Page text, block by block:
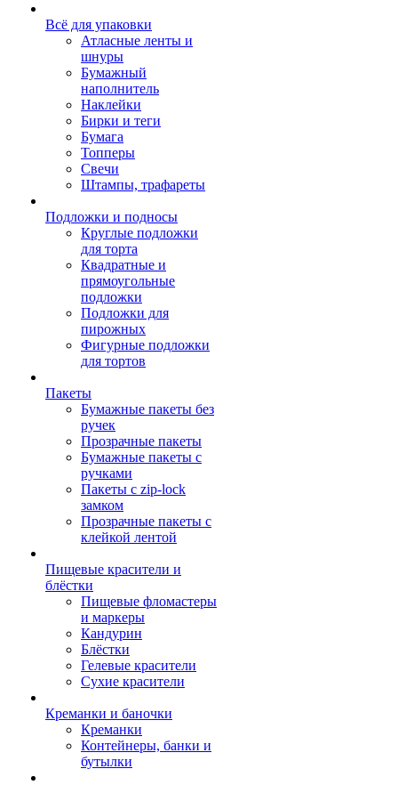
Всё для упаковки
Атласные ленты и
шнуры
Бумажный
наполнитель
Наклейки
Бирки и теги
Бумага
Топперы
Свечи
Штампы, трафареты
Подложки и подносы
Круглые подложки
для торта
Квадратные и
прямоугольные
подложки
Подложки для
пирожных
Фигурные подложки
для тортов
Пакеты
Бумажные пакеты без
ручек
Прозрачные пакеты
Бумажные пакеты с
ручками
Пакеты с zip-lock
замком
Прозрачные пакеты с
клейкой лентой
Пищевые красители и
блёстки
Пищевые фломастеры
и маркеры
Кандурин
Блёстки
Гелевые красители
Сухие красители
Креманки и баночки
Креманки
Контейнеры, банки и
бутылки